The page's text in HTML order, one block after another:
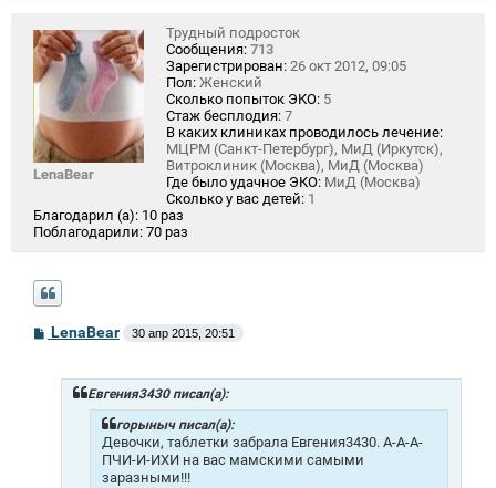
LenaBear
Трудный подросток
Сообщения: 713
Зарегистрирован: 26 окт 2012, 09:05
Пол: Женский
Сколько попыток ЭКО: 5
Стаж бесплодия: 7
В каких клиниках проводилось лечение:
МЦРМ (Санкт-Петербург), МиД (Иркутск),
Витроклиник (Москва), МиД (Москва)
Где было удачное ЭКО: МиД (Москва)
Сколько у вас детей: 1
Благодарил (а): 10 раз
Поблагодарили: 70 раз
СLenaBear 30 апр 2015, 20:51
Евгения3430 писал(а):
горыныч писал(а):
Девочки, таблетки забрала Евгения3430. А-А-А-
ПЧИ-И-ИХИ на вас мамскими самыми
заразными!!!